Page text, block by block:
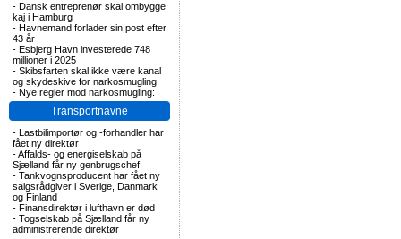
- Dansk entreprenør skal ombygge
kaj i Hamburg
- Havnemand forlader sin post efter
43 år
- Esbjerg Havn investerede 748
millioner i 2025
- Skibsfarten skal ikke være kanal
og skydeskive for narkosmugling
- Nye regler mod narkosmugling:
Transportnavne
- Lastbilimportør og -forhandler har
fået ny direktør
-Affalds- og energiselskab på
Sjælland får ny genbrugschef
- Tankvognsproducent har fået ny
salgsrådgiver i Sverige, Danmark
og Finland
- Finansdirektør i lufthavn er død
- Togselskab på Sjælland får ny
administrerende direktør